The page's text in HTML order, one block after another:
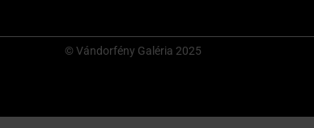
© Vándorfény Galéria 2025